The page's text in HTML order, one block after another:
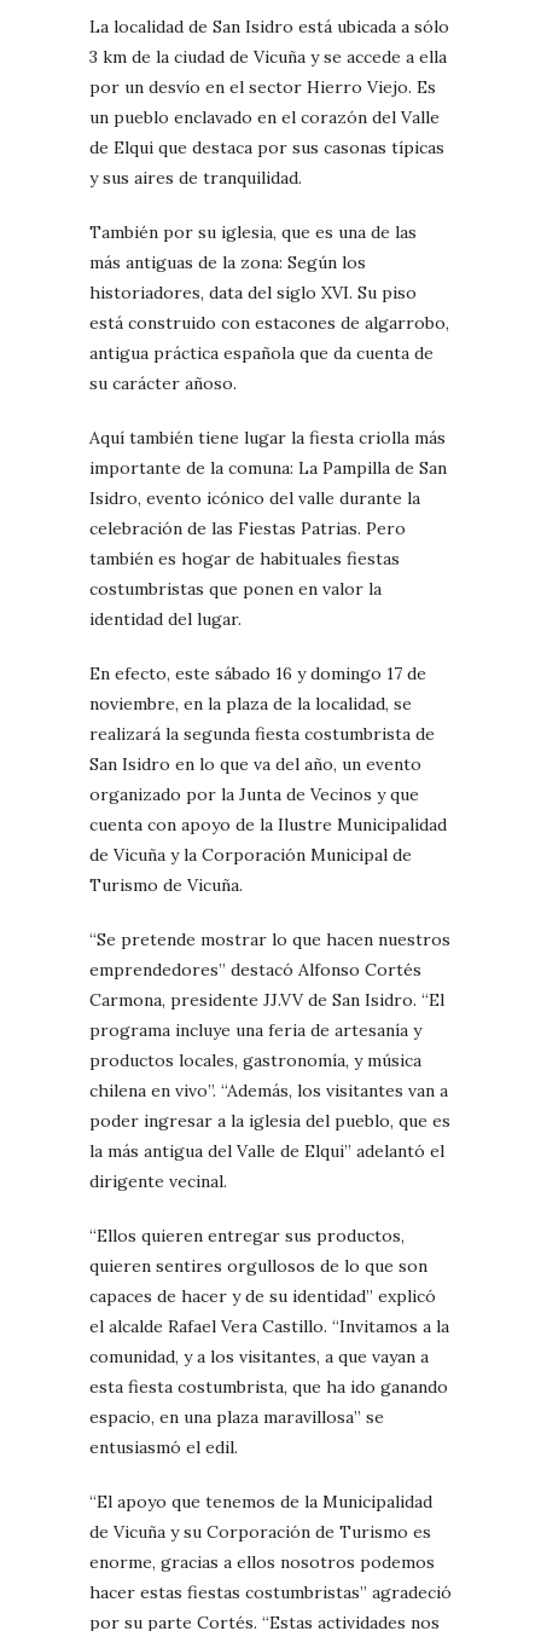
La localidad de San Isidro está ubicada a sólo
3 km de la ciudad de Vicuña y se accede a ella
por un desvío en el sector Hierro Viejo. Es
un pueblo enclavado en el corazón del Valle
de Elqui que destaca por sus casonas típicas
y sus aires de tranquilidad.
También por su iglesia, que es una de las
más antiguas de la zona: Según los
historiadores, data del siglo XVI. Su piso
está construido con estacones de algarrobo,
antigua práctica española que da cuenta de
su carácter añoso.
Aquí también tiene lugar la fiesta criolla más
importante de la comuna: La Pampilla de San
Isidro, evento icónico del valle durante la
celebración de las Fiestas Patrias. Pero
también es hogar de habituales fiestas
costumbristas que ponen en valor la
identidad del lugar.
En efecto, este sábado 16 y domingo 17 de
noviembre, en la plaza de la localidad, se
realizará la segunda fiesta costumbrista de
San Isidro en lo que va del año, un evento
organizado por la Junta de Vecinos y que
cuenta con apoyo de la Ilustre Municipalidad
de Vicuña y la Corporación Municipal de
Turismo de Vicuña.
“Se pretende mostrar lo que hacen nuestros
emprendedores” destacó Alfonso Cortés
Carmona, presidente JJ.VV de San Isidro. “El
programa incluye una feria de artesanía y
productos locales, gastronomía, y música
chilena en vivo”. “Además, los visitantes van a
poder ingresar a la iglesia del pueblo, que es
la más antigua del Valle de Elqui” adelantó el
dirigente vecinal.
“Ellos quieren entregar sus productos,
quieren sentires orgullosos de lo que son
capaces de hacer y de su identidad” explicó
el alcalde Rafael Vera Castillo. “Invitamos a la
comunidad, y a los visitantes, a que vayan a
esta fiesta costumbrista, que ha ido ganando
espacio, en una plaza maravillosa” se
entusiasmó el edil.
“El apoyo que tenemos de la Municipalidad
de Vicuña y su Corporación de Turismo es
enorme, gracias a ellos nosotros podemos
hacer estas fiestas costumbristas” agradeció
por su parte Cortés. “Estas actividades nos